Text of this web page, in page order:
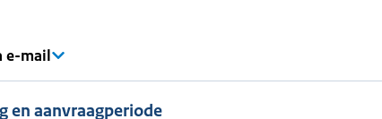
e-mail
en aanvraagperiode